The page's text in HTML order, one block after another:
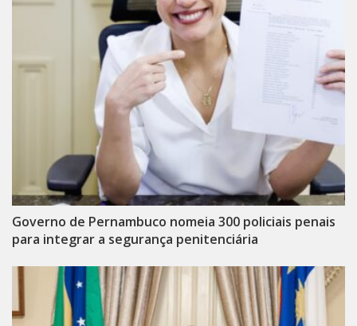
Governo de Pernambuco nomeia 300 policiais penais
para integrar a segurança penitenciária